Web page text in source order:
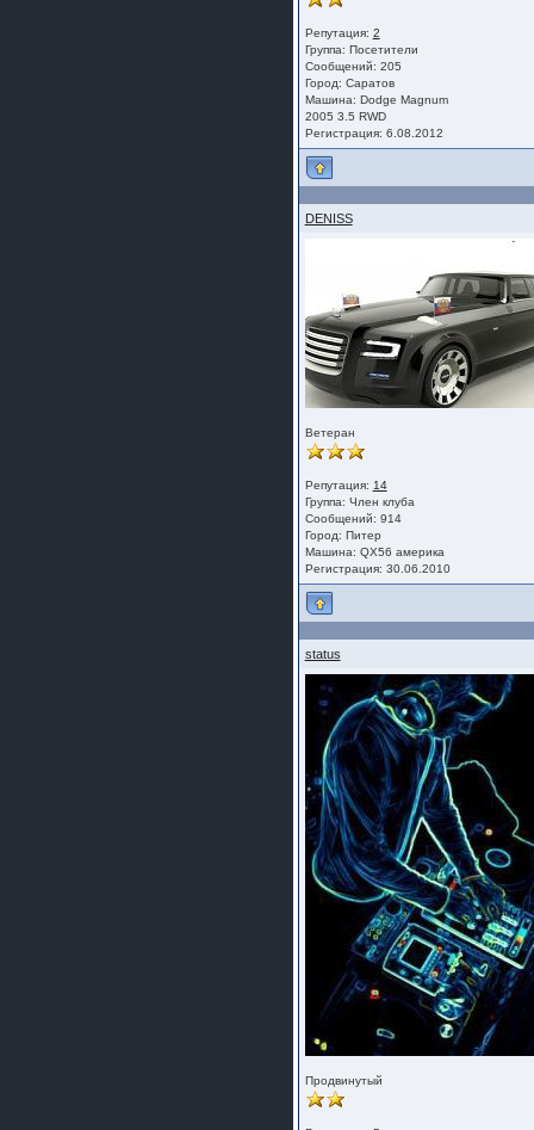
Репутация: 2
Группа: Посетители
Сообщений: 205
Город: Саратов
Машина: Dodge Magnum
2005 3.5 RWD
Регистрация: 6.08.2012
DENISS
Ветеран
Репутация: 14
Группа: Член клуба
Сообщений: 914
Город: Питер
Машина: QX56 америка
Регистрация: 30.06.2010
status
Продвинутый